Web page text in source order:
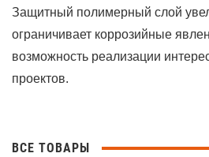
Защитный полимерный слой
ограничивает коррозийные
возможность реализации
проектов.
ВСЕ ТОВАРЫ